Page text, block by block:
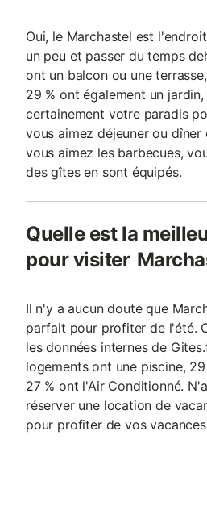
Oui, le Marchastel est
un peu et passer du temps
ont un balcon ou une
29 % ont également un
certainement votre paradis
vous aimez déjeuner ou
vous aimez les barbecues,
des gîtes en sont équipés.
Quelle est la
pour visiter
Il n'y a aucun doute que
parfait pour profiter de l'été.
les données internes de
logements ont une piscine,
27 % ont l'Air Conditionné.
réserver une location de
pour profiter de vos